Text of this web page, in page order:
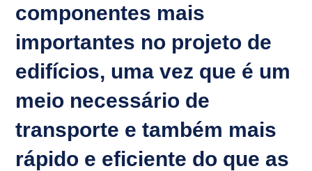
componentes mais
importantes no projeto de
edifícios, uma vez que é um
meio necessário de
transporte e também mais
rápido e eficiente do que as